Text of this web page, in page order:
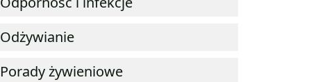
Odżywianie
Porady żywieniowe